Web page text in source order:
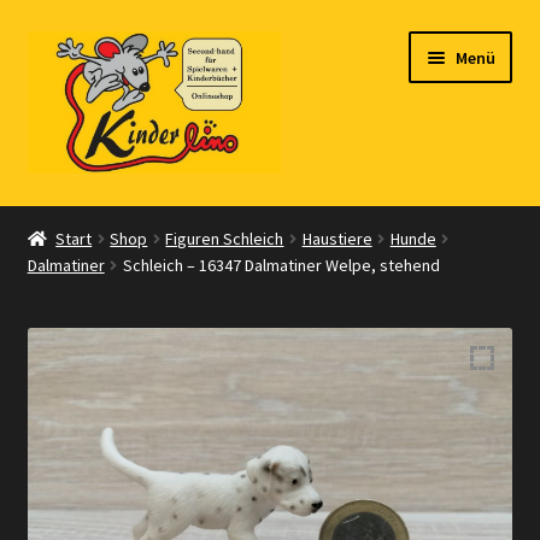
Navigation
springen
Zum
Inhalt
springen
Menü
Start
Vertrag widerrufen
Shop
Warenkorb
Kasse
Zahlungsarten
Start Shop Figuren Schleich Haustiere
Hunde
Dalmatiner
Schleich – 16347 Dalmatiner Welpe, stehend